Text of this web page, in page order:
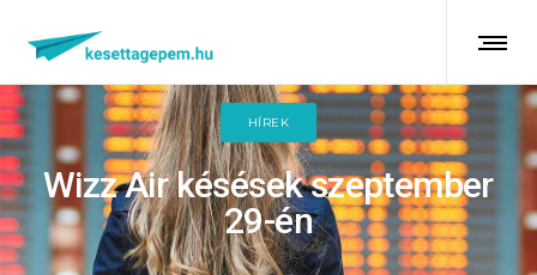
HÍREK
Wizz Air késések szeptember
29-én